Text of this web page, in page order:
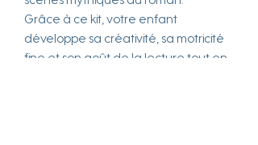
Grâce à ce kit, votre enfant
développe sa créativité, sa motricité
fine et son goût de la lecture tout en